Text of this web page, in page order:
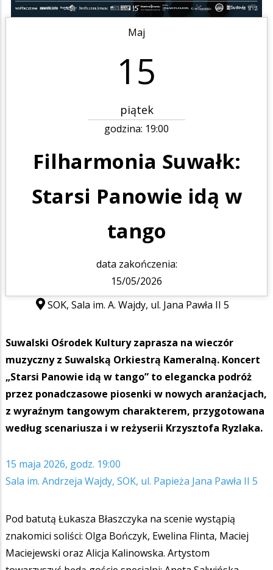
Maj
15
piątek
godzina: 19:00
Filharmonia Suwałk:
Starsi Panowie idą w
tango
data zakończenia:
15/05/2026
SOK, Sala im. A. Wajdy, ul. Jana Pawła II 5
Suwalski Ośrodek Kultury zaprasza na wieczór
muzyczny z Suwalską Orkiestrą Kameralną. Koncert
„Starsi Panowie idą w tango” to elegancka podróż
przez ponadczasowe piosenki w nowych aranżacjach,
z wyraźnym tangowym charakterem, przygotowana
według scenariusza i w reżyserii Krzysztofa Ryzlaka.
15 maja 2026, godz. 19:00
Sala im. Andrzeja Wajdy, SOK, ul. Papieża Jana Pawła II 5
Pod batutą Łukasza Błaszczyka na scenie wystąpią
znakomici soliści: Olga Bończyk, Ewelina Flinta, Maciej
Maciejewski oraz Alicja Kalinowska. Artystom